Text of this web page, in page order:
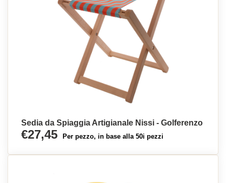
Sedia da Spiaggia Artigianale Nissi - Golferenzo
€27,45 Per pezzo, in base alla 50i pezzi